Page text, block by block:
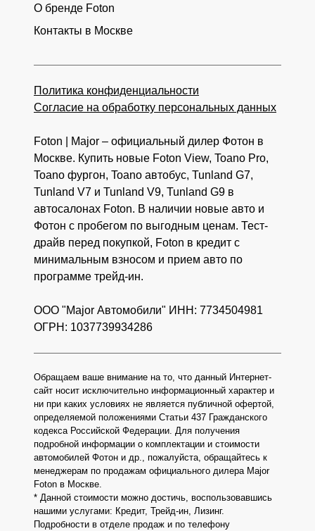
О бренде Foton
Контакты в Москве
Политика конфиденциальности
Согласие на обработку персональных данных
Foton | Major – официальный дилер Фотон в
Москве. Купить новые Foton View, Toano Pro,
Toano фургон, Toano автобус, Tunland G7,
Tunland V7 и Tunland V9, Tunland G9 в
автосалонах Foton. В наличии новые авто и
Фотон с пробегом по выгодным ценам. Тест-
драйв перед покупкой, Foton в кредит с
минимальным взносом и прием авто по
программе трейд-ин.
ООО "Major Автомобили" ИНН: 7734504981
ОГРН: 1037739934286
Обращаем ваше внимание на то, что данный Интернет-
сайт носит исключительно информационный характер и
ни при каких условиях не является публичной офертой,
определяемой положениями Статьи 437 Гражданского
кодекса Российской Федерации. Для получения
подробной информации о комплектации и стоимости
автомобилей Фотон и др., пожалуйста, обращайтесь к
менеджерам по продажам официального дилера Major
Foton в Москве.
* Данной стоимости можно достичь, воспользовавшись
нашими услугами: Кредит, Трейд-ин, Лизинг.
Подробности в отделе продаж и по телефону